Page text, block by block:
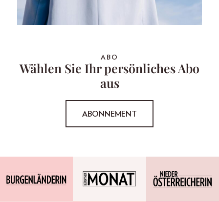
ABO
Wählen Sie Ihr persönliches Abo
aus
ABONNEMENT